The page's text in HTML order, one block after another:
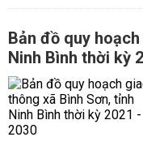
Bản đồ quy
Ninh Bình thời kỳ